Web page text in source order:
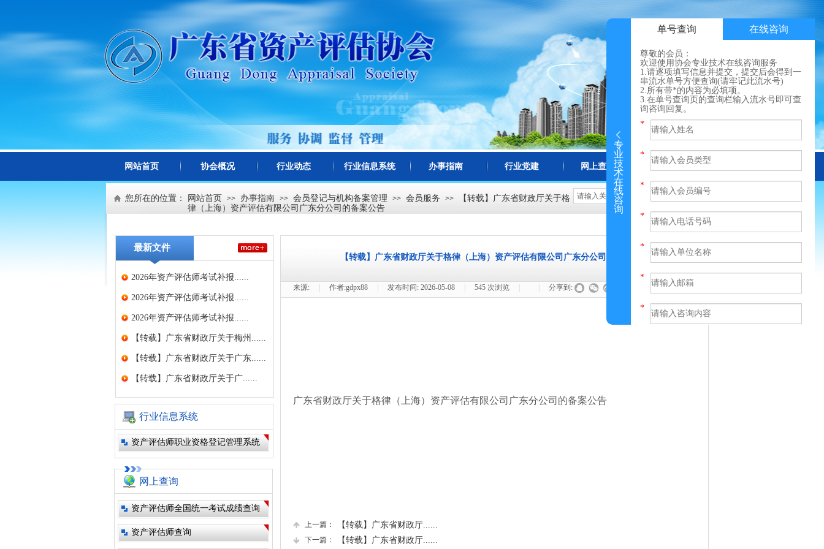
网站首页 协会概况 行业动态 行业信息系统 办事指南 行业党建 网上查询 更多
您所在的位置： 网站首页 >> 办事指南 >> 会员登记与机构备案管理 >> 会员服务 >>
【转载】广东省财政厅关于格
律（上海）资产评估有限公司广东分公司的备案公告
【转载】广东省财政厅关于格律（上海）资产评估有限公司广东分公司的备案公告
来源: 作者:gdpx88 发布时间: 2026-05-08 545 次浏览 分享到:
广东省财政厅关于格律（上海）资产评估有限公司广东分公司的备案公告
上一篇： 【转载】广东省财政厅......
下一篇： 【转载】广东省财政厅......
最新文件
2026年资产评估师考试补报......
2026年资产评估师考试补报......
2026年资产评估师考试补报......
【转载】广东省财政厅关于梅州......
【转载】广东省财政厅关于广东......
【转载】广东省财政厅关于广......
行业信息系统
资产评估师职业资格登记管理系统
网上查询
资产评估师全国统一考试成绩查询
资产评估师查询
专
业
技
术
在
线
咨
询
单号查询 在线咨询
尊敬的会员：
欢迎使用协会专业技术在线咨询服务
1.请逐项填写信息并提交，提交后会得到一
串流水单号方便查询(请牢记此流水号)
2.所有带*的内容为必填项。
3.在单号查询页的查询栏输入流水号即可查
询咨询回复。